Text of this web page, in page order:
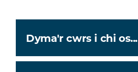
Dyma'r cwrs i chi os...